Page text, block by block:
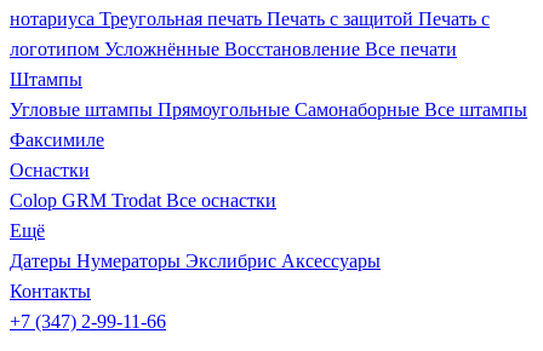
нотариуса Треугольная печать Печать с защитой Печать с
логотипом Усложнённые Восстановление Все печати
Штампы
Угловые штампы Прямоугольные Самонаборные Все штампы
Факсимиле
Оснастки
Colop GRM Trodat Все оснастки
Ещё
Датеры Нумераторы Экслибрис Аксессуары
Контакты
+7 (347) 2-99-11-66